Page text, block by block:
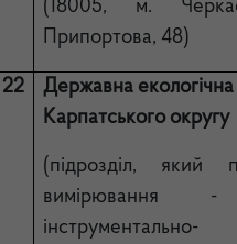
(18005, м. Чер
Припортова, 48)
22 Державна екологічна
Карпатського округу
(підрозділ, який
вимірювання -
інструментально-